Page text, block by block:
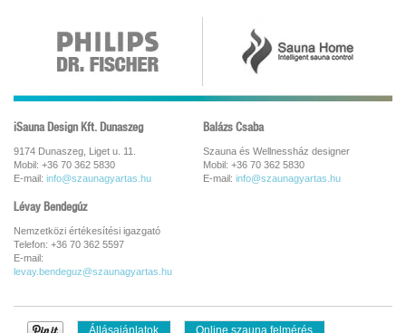
iSauna Design Kft. Dunaszeg
9174 Dunaszeg, Liget u. 11.
Mobil: +36 70 362 5830
E-mail: info@szaunagyartas.hu
Balázs Csaba
Szauna és Wellnessház designer
Mobil: +36 70 362 5830
E-mail: info@szaunagyartas.hu
Lévay Bendegúz
Nemzetközi értékesítési igazgató
Telefon: +36 70 362 5597
E-mail:
levay.bendeguz@szaunagyartas.hu
Állásajánlatok Online szauna felmérés